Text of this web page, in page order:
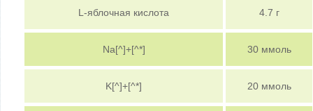
L-яблочная кислота 4.7 г
Na[^]+[^*] 30 ммоль
K[^]+[^*] 20 ммоль